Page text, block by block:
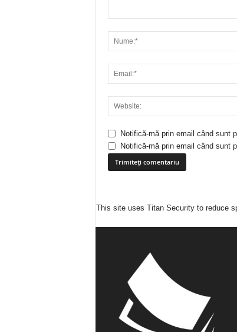
Notifică-mă prin email când sunt
Notifică-mă prin email când sunt
This site uses Titan Security to reduce